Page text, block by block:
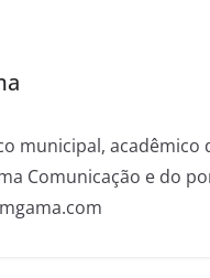
municipal, acadêmico
Comunicação e do